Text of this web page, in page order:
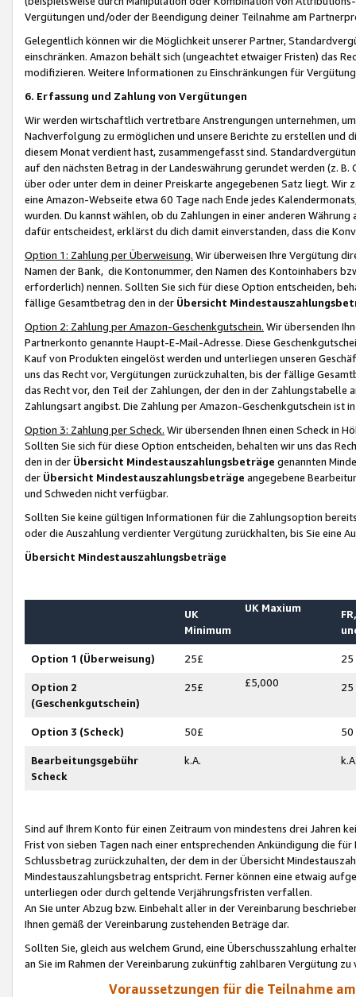
Vergütungen und/oder der Beendigung deiner Teilnahme am
Gelegentlich können wir die Möglichkeit unserer Partner,
einschränken. Amazon behält sich (ungeachtet etwaiger Fristen) das
modifizieren. Weitere Informationen zu Einschränkungen für
6. Erfassung und Zahlung von Vergütungen
Wir werden wirtschaftlich vertretbare Anstrengungen unternehmen,
Nachverfolgung zu ermöglichen und unsere Berichte zu erstellen und
diesem Monat verdient hast, zusammengefasst sind.
auf den nächsten Betrag in der Landeswährung gerundet werden (z.
über oder unter dem in deiner Preiskarte angegebenen Satz liegt.
eine Amazon-Webseite etwa 60 Tage nach Ende jedes
wurden. Du kannst wählen, ob du Zahlungen in einer anderen
dafür entscheidest, erklärst du dich damit einverstanden, dass die
Option 1: Zahlung per Überweisung. Wir überweisen Ihre Vergütung
Namen der Bank, die Kontonummer, den Namen des Kontoinhabers
erforderlich) nennen. Sollten Sie sich für diese Option entscheiden,
fällige Gesamtbetrag den in der Übersicht
Option 2: Zahlung per Amazon-Geschenkgutschein. Wir übersenden
Partnerkonto genannte Haupt-E-Mail-Adresse. Diese
Kauf von Produkten eingelöst werden und unterliegen unseren
uns das Recht vor, Vergütungen zurückzuhalten, bis der fällige
das Recht vor, den Teil der Zahlungen, der den in der
Zahlungsart angibst. Die Zahlung per Amazon-Geschenkgutschein ist
Option 3: Zahlung per Scheck. Wir übersenden Ihnen einen Scheck in
Sollten Sie sich für diese Option entscheiden, behalten wir uns das
den in der Übersicht Mindestauszahlungsbeträge genannten
der Übersicht Mindestauszahlungsbeträge angegebene
und Schweden nicht verfügbar.
Sollten Sie keine gültigen Informationen für die Zahlungsoption
oder die Auszahlung verdienter Vergütung zurückhalten, bis Sie
Übersicht Mindestauszahlungsbeträge
UK
Minimum
UK Maxium
Option 1 (Überweisung) 25£ 25
Option 2
(Geschenkgutschein)
25£ £5,000 25
Option 3 (Scheck) 50£ 50
Bearbeitungsgebühr
Scheck
k.A.
Sind auf Ihrem Konto für einen Zeitraum von mindestens drei Jahren
Frist von sieben Tagen nach einer entsprechenden Ankündigung die
Schlussbetrag zurückzuhalten, der dem in der Übersicht
Mindestauszahlungsbetrag entspricht. Ferner können eine etwaig
unterliegen oder durch geltende Verjährungsfristen verfallen.
An Sie unter Abzug bzw. Einbehalt aller in der Vereinbarung
Ihnen gemäß der Vereinbarung zustehenden Beträge dar.
Sollten Sie, gleich aus welchem Grund, eine Überschusszahlung
an Sie im Rahmen der Vereinbarung zukünftig zahlbaren Vergütung zu
Voraussetzungen für die Teilnahme